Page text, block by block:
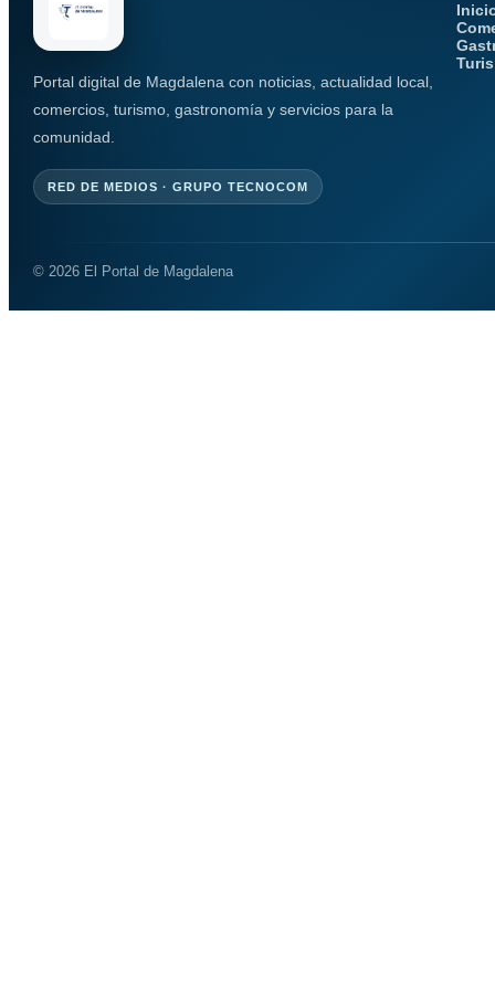
Portal digital de Magdalena con noticias, actualidad local,
comercios, turismo, gastronomía y servicios para la
comunidad.
RED DE MEDIOS · GRUPO TECNOCOM
© 2026 El Portal de Magdalena